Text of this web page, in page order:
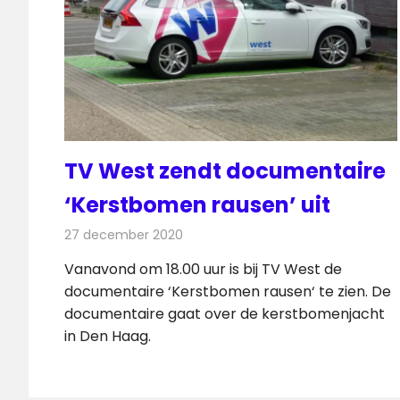
TV West zendt documentaire
‘Kerstbomen rausen’ uit
27 december 2020
Vanavond om 18.00 uur is bij TV West de
documentaire ‘Kerstbomen rausen‘ te zien. De
documentaire gaat over de kerstbomenjacht
in Den Haag.